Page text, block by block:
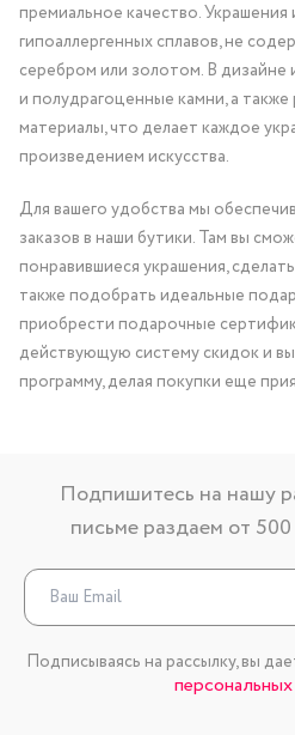
премиальное качество. Украшения
гипоаллергенных сплавов, не
серебром или золотом. В дизайне
и полудрагоценные камни, а
материалы, что делает каждое
произведением искусства.
Для вашего удобства мы
заказов в наши бутики. Там вы
понравившиеся украшения,
также подобрать идеальные
приобрести подарочные
действующую систему скидок и
программу, делая покупки еще
Подпишитесь на нашу
письме раздаем от
Подписываясь на рассылку, вы